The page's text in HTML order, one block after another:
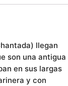
llegan
son una antigua
en sus largas
y con